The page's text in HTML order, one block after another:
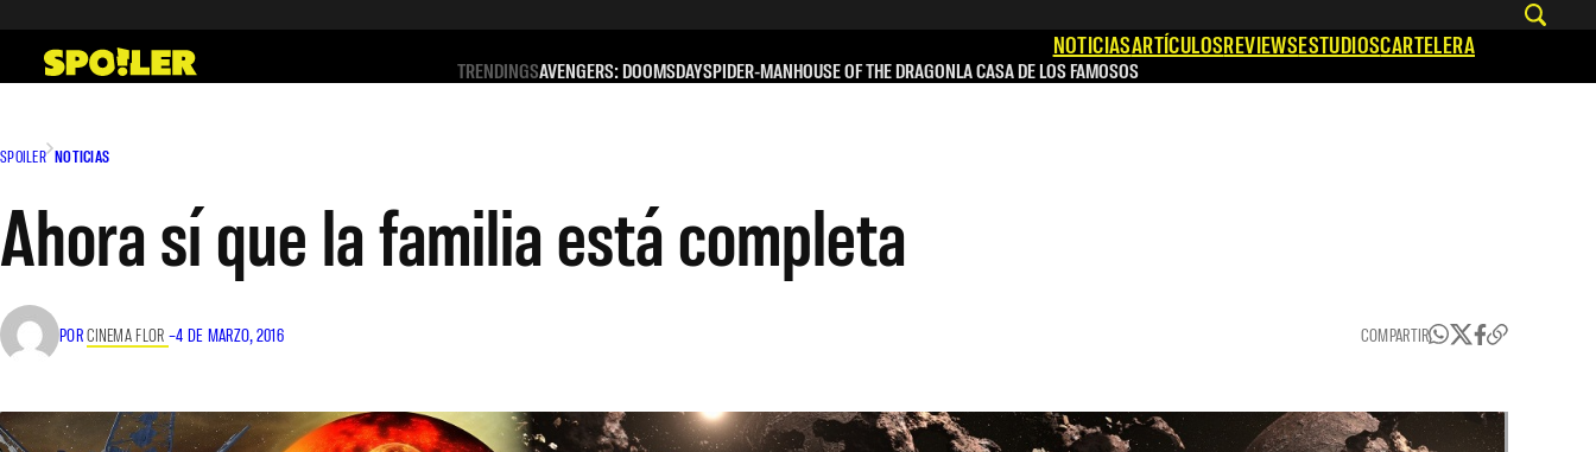
contenido
NOTICIASARTÍCULOSREVIEWSESTUDIOSCARTELERA
TRENDINGSAVENGERS: DOOMSDAYSPIDER-MANHOUSE OF THE DRAGONLA CASA DE LOS FAMOSOS
SPOILER NOTICIAS
Ahora sí que la familia está completa
PORCINEMA FLOR –4 DE MARZO, 2016 COMPARTIR